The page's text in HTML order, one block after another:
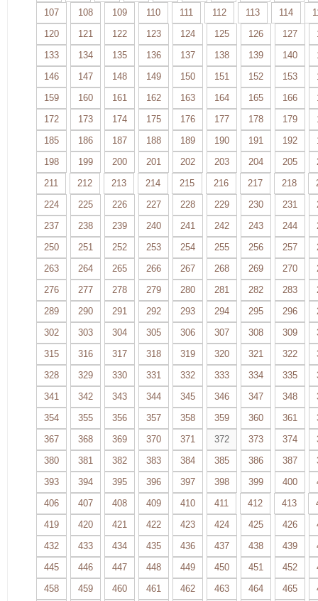
107
108 109 110 111 112 113 114
120
121 122 123 124 125 126 127
133
134 135 136 137 138 139 140
146
147 148 149 150 151 152 153
159
160 161 162 163 164 165 166
172
173 174 175 176 177 178 179
185
186 187 188 189 190 191 192
198
199 200 201 202 203 204 205
211
212 213 214 215 216 217 218
224
225 226 227 228 229 230 231
237
238 239 240 241 242 243 244
250
251 252 253 254 255 256 257
263
264 265 266 267 268 269 270
276
277 278 279 280 281 282 283
289
290 291 292 293 294 295 296
302
303 304 305 306 307 308 309
315
316 317 318 319 320 321 322
328
329 330 331 332 333 334 335
341
342 343 344 345 346 347 348
354
355 356 357 358 359 360 361
367
368 369 370 371 372 373 374
380
381 382 383 384 385 386 387
393
394 395 396 397 398 399 400
406
407 408 409 410 411 412 413
419
420 421 422 423 424 425 426
432
433 434 435 436 437 438 439
445
446 447 448 449 450 451 452
458
459 460 461 462 463 464 465